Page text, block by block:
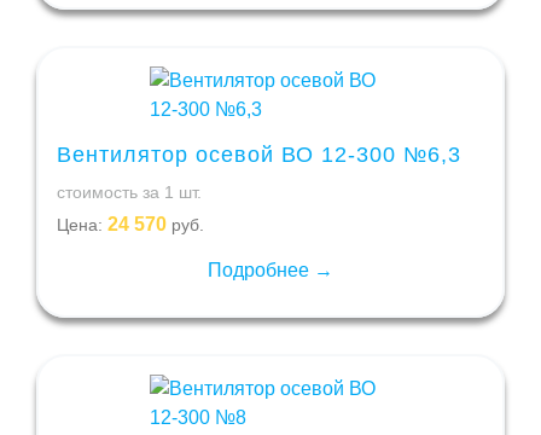
Вентилятор осевой ВО 12-300 №6,3
стоимость за 1 шт.
Цена: 24 570 руб.
Подробнее →